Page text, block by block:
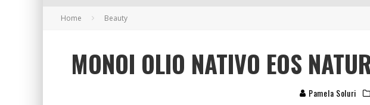
DETTAGLI INTRAMONTABILI NEI COSTUMI DA BAGNO DA
Home Beauty
MONOI OLIO NATIVO EOS
Pamela Soluri